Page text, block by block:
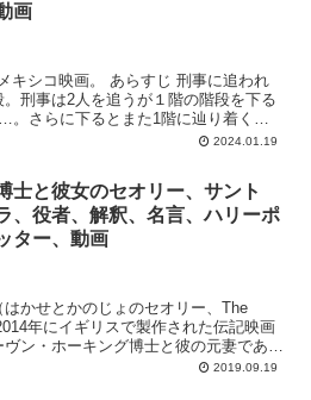
画
キシコ映画。 あらすじ 刑事に追われ
刑事は2人を追うが１階の階段を下る
。さらに下るとまた1階に辿り着く。
2024.01.19
士と彼女のセオリー、サント
、役者、解釈、名言、ハリーポ
ター、動画
はかせとかのじょのセオリー、The
年にイギリスで製作された伝記映画
ン・ホーキング博士と彼の元妻である
2019.09.19